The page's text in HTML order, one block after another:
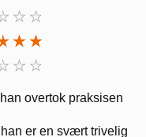
overtok praksisen
er en svært trivelig